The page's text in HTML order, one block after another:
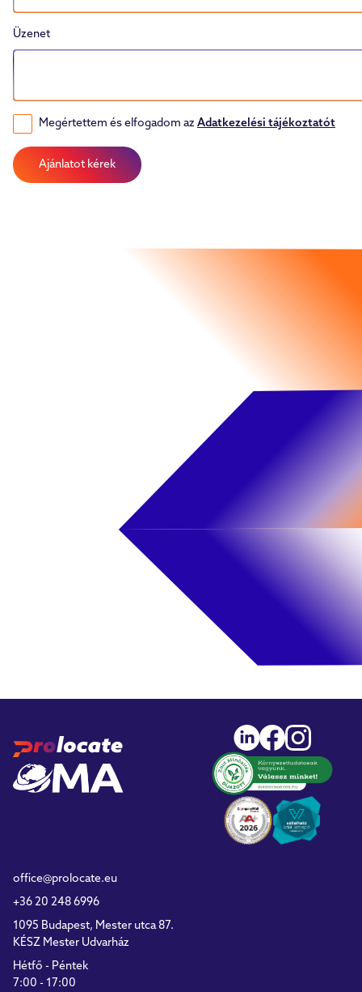
Üzenet
Megértettem és elfogadom az Adatkezelési tájékoztatót
office@prolocate.eu
+36 20 248 6996
1095 Budapest, Mester utca 87.
KÉSZ Mester Udvarház
Hétfő - Péntek
7:00 - 17:00